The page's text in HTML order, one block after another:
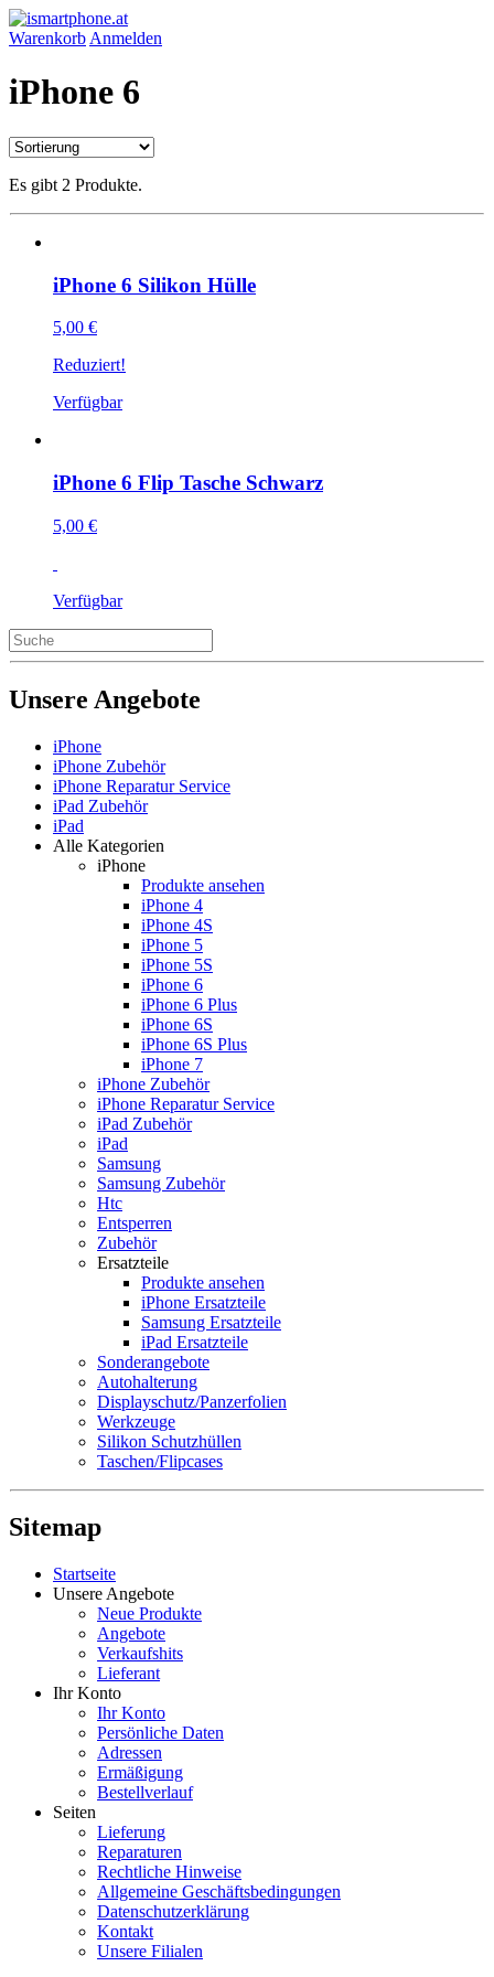
Warenkorb Anmelden
iPhone 6
Es gibt 2 Produkte.
iPhone 6 Silikon Hülle
5,00 €
Reduziert!
Verfügbar
iPhone 6 Flip Tasche Schwarz
5,00 €
Verfügbar
Unsere Angebote
iPhone
iPhone Zubehör
iPhone Reparatur Service
iPad Zubehör
iPad
Alle Kategorien
iPhone
Produkte ansehen
iPhone 4
iPhone 4S
iPhone 5
iPhone 5S
iPhone 6
iPhone 6 Plus
iPhone 6S
iPhone 6S Plus
iPhone 7
iPhone Zubehör
iPhone Reparatur Service
iPad Zubehör
iPad
Samsung
Samsung Zubehör
Htc
Entsperren
Zubehör
Ersatzteile
Produkte ansehen
iPhone Ersatzteile
Samsung Ersatzteile
iPad Ersatzteile
Sonderangebote
Autohalterung
Displayschutz/Panzerfolien
Werkzeuge
Silikon Schutzhüllen
Taschen/Flipcases
Sitemap
Startseite
Unsere Angebote
Neue Produkte
Angebote
Verkaufshits
Lieferant
Ihr Konto
Ihr Konto
Persönliche Daten
Adressen
Ermäßigung
Bestellverlauf
Seiten
Lieferung
Reparaturen
Rechtliche Hinweise
Allgemeine Geschäftsbedingungen
Datenschutzerklärung
Kontakt
Unsere Filialen